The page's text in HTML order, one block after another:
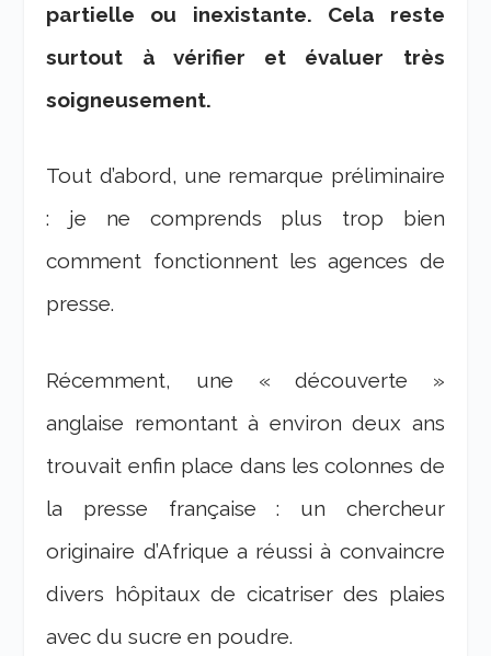
partielle ou inexistante. Cela reste
surtout à vérifier et évaluer très
soigneusement.
Tout d’abord, une remarque préliminaire
: je ne comprends plus trop bien
comment fonctionnent les agences de
presse.
Récemment, une « découverte »
anglaise remontant à environ deux ans
trouvait enfin place dans les colonnes de
la presse française : un chercheur
originaire d’Afrique a réussi à convaincre
divers hôpitaux de cicatriser des plaies
avec du sucre en poudre.